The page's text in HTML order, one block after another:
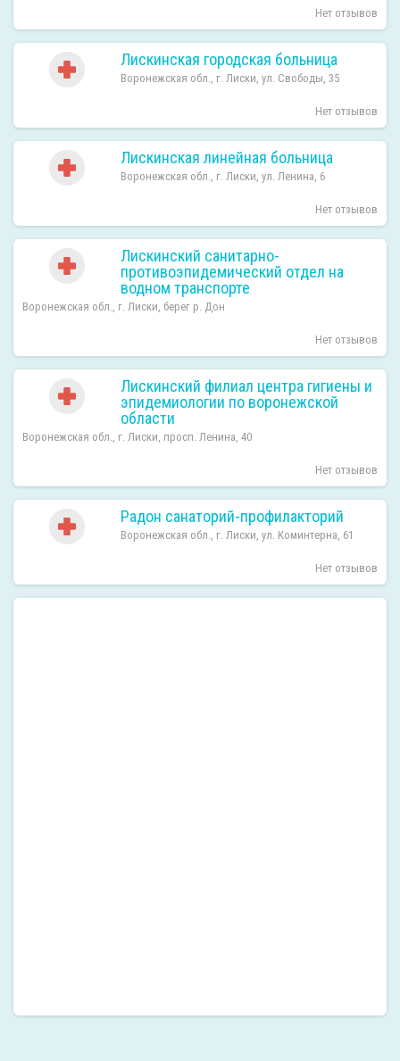
Нет отзывов
Лискинская городская больница
Воронежская обл., г. Лиски, ул. Свободы, 35
Нет отзывов
Лискинская линейная больница
Воронежская обл., г. Лиски, ул. Ленина, 6
Нет отзывов
Лискинский санитарно-
противоэпидемический отдел на
водном транспорте
Воронежская обл., г. Лиски, берег р. Дон
Нет отзывов
Лискинский филиал центра гигиены и
эпидемиологии по воронежской
области
Воронежская обл., г. Лиски, просп. Ленина, 40
Нет отзывов
Радон санаторий-профилакторий
Воронежская обл., г. Лиски, ул. Коминтерна, 61
Нет отзывов